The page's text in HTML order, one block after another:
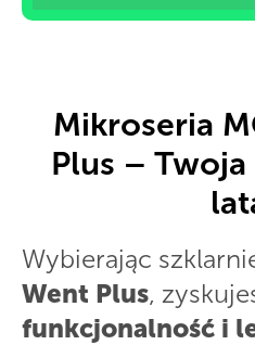
Mikroseria
Plus –
Wybierając
Went Plus,
funkcjonalność i